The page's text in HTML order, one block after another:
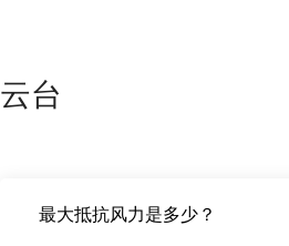
云台
最大抵抗风力是多少？